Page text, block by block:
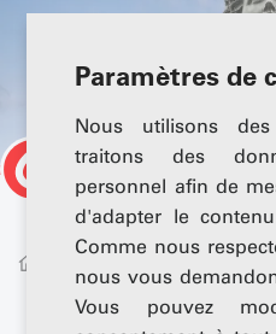
Paramètres de
Nous utilisons
traitons des
personnel afin de
d'adapter le
Comme nous
nous vous
Vous pouvez
Nouvelles &
Médias